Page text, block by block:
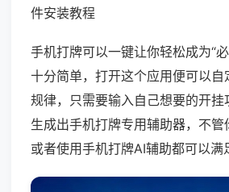
件安装教程
手机打牌可以一键让你轻松成为“
十分简单，打开这个应用便可以
规律，只需要输入自己想要的开挂
生成出手机打牌专用辅助器，不管
或者使用手机打牌AI辅助都可以满